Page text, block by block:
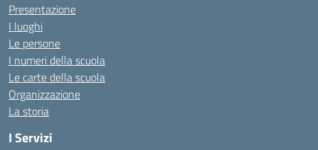
Presentazione
I luoghi
Le persone
I numeri della scuola
Le carte della scuola
Organizzazione
La storia
I Servizi